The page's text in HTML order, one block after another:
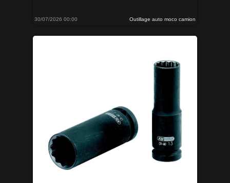
30/07/2026 00:00 Outillage auto moco camion